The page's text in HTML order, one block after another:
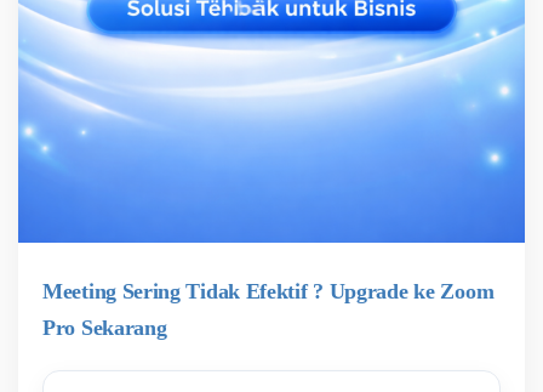
Meeting Sering Tidak Efektif ? Upgrade ke Zoom
Pro Sekarang